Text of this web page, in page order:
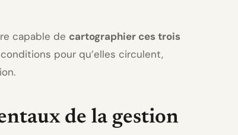
capable de cartographier ces trois
pour qu’elles circulent,
de la gestion